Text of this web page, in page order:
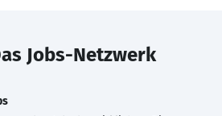
Jobs-Netzwerk